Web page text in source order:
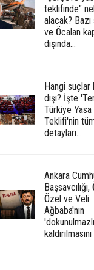
teklifinde"
alacak?
ve Öcalan
dışında…
Hangi suçlar
dışı? İşte
Türkiye Yasa
Teklifi'nin
detayları...
Ankara
Özel ve Veli
Ağbaba'nın